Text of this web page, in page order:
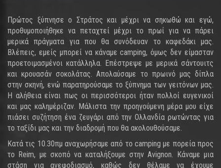
Πρώτος ξύπνησε ο Στράτος και μέχρι να σηκωθώ και εγώ,
προθυμοποιήθηκε να πεταχτεί μέχρι το πρωί για να πάρει
μερικά πράγματα για που θα συνόδευαν το καφεδάκι μας.
Βλέπεις, εμείς μπορεί να κάναμε camping, όμως δεν είμασταν
προετοιμασμένοι κατάλληλα. Επέστρεψε με μερικά σάντουιτς
και κρουασάν σοκολάτας. Απολαύσαμε το πρωινό μας δίπλα
στην σκηνή, ενώ παρατηρούσαμε το ξύπνημα των γειτόνων μας.
Η αλήθεια είναι πως οι περισσότεροι ήταν πολλοί ευγενικοί
και μας καλημέριζαν. Μάλιστα την προηγούμενη μέρα μου είχε
πιάσει συζήτηση ένα ζευγάρι από την Ολλανδία ρωτώντας για
το ταξίδι μας και την διαδρομή που θα ακολουθούσαμε.
Κατά τις 10.30πμ αναχωρήσαμε από το camping με πορεία προς
το Reim, με σκοπό να καταλήξουμε στην Avignon. Κάναμε μια
στάση για ανεφοδιασμό, καθώς δεν θέλαμε να έχουμε